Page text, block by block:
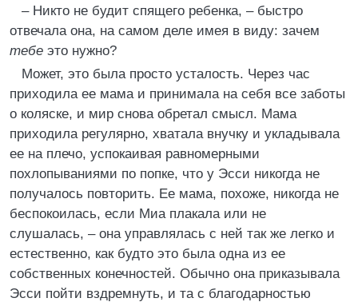
– Никто не будит спящего ребенка, – быстро
отвечала она, на самом деле имея в виду: зачем
тебе это нужно?
Может, это была просто усталость. Через час
приходила ее мама и принимала на себя все заботы
о коляске, и мир снова обретал смысл. Мама
приходила регулярно, хватала внучку и укладывала
ее на плечо, успокаивая равномерными
похлопываниями по попке, что у Эсси никогда не
получалось повторить. Ее мама, похоже, никогда не
беспокоилась, если Миа плакала или не
слушалась, – она управлялась с ней так же легко и
естественно, как будто это была одна из ее
собственных конечностей. Обычно она приказывала
Эсси пойти вздремнуть, и та с благодарностью